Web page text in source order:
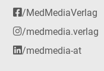
/MedMediaVerlag
/medmedia.verlag
/medmedia-at